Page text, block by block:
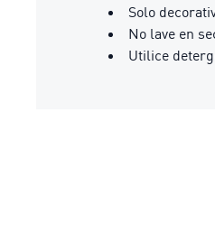
Solo
No lave en
Utilice